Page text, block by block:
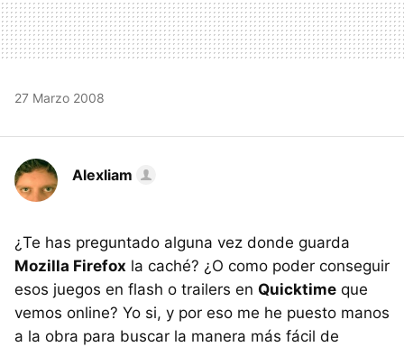
27 Marzo 2008
Alexliam
¿Te has preguntado alguna vez donde guarda
Mozilla Firefox la caché? ¿O como poder conseguir
esos juegos en flash o trailers en Quicktime que
vemos online? Yo si, y por eso me he puesto manos
a la obra para buscar la manera más fácil de